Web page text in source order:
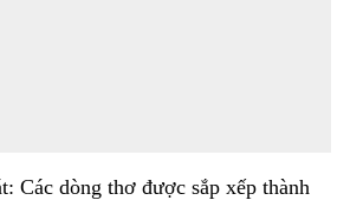
Các dòng thơ được sắp xếp thành